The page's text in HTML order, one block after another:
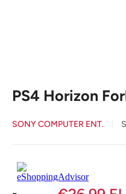
PS4 Horizon
SONY COMPUTER ENT.